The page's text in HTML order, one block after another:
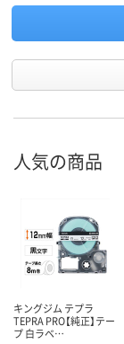
人気の商品
キングジム テプラ
TEPRA PRO【純正】テー
プ 白ラベ…